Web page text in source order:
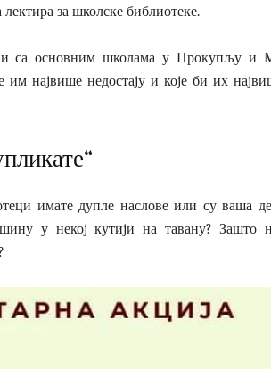
за школске библиотеке.
са основним школама у Прокупљу и
им највише недостају и које би их
имате дупле наслове или су ваша
у некој кутији на тавану? Зашто